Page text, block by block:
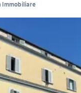
Immobiliare